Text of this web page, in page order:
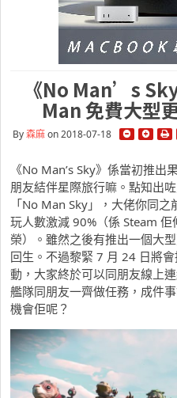
《No Man’s
Man 免費大型
By森麻on 2018-07-18
《No Man’s Sky》係當初推
朋友結伴星際旅行嘛。點知出
「No Man Sky」，大佬你同
玩人數激減 90%（係 Steam
榮）。雖然之後有推出一個大
回生。不過黎緊 7 月 24 日將
動，大家終於可以同朋友線上
艦隊同朋友一齊做任務，成件
機會佢呢？